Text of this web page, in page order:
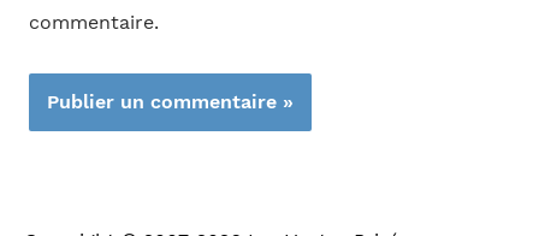
commentaire.